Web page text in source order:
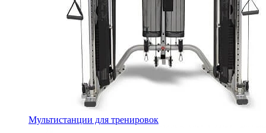
Мультистанции для тренировок